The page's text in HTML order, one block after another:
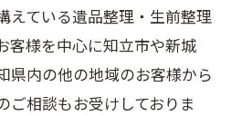
えている遺品整理・生前整理
客様を中心に知立市や新城
県内の他の地域のお客様から
ご相談もお受けしておりま